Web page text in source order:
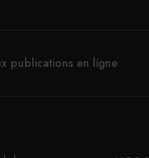
publications en ligne